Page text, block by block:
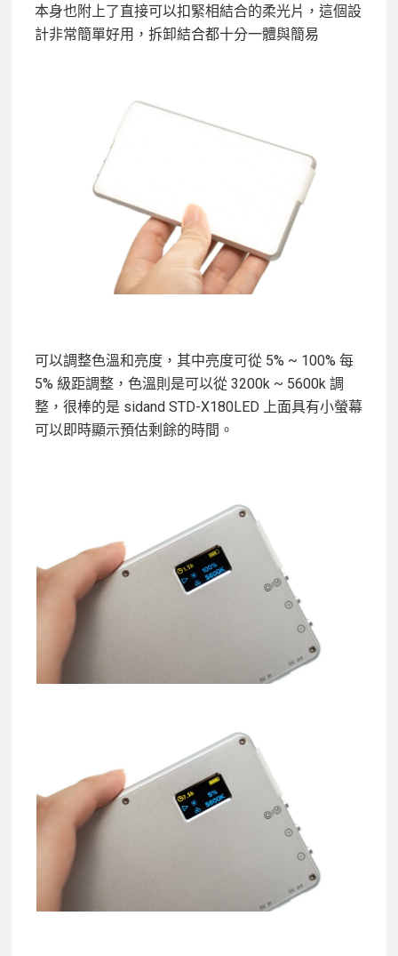
本身也附上了直接可以扣緊相結合的柔光片，這個設
計非常簡單好用，拆卸結合都十分一體與簡易
可以調整色溫和亮度，其中亮度可從 5% ~ 100% 每
5% 級距調整，色溫則是可以從 3200k ~ 5600k 調
整，很棒的是 sidand STD-X180LED 上面具有小螢幕
可以即時顯示預估剩餘的時間。